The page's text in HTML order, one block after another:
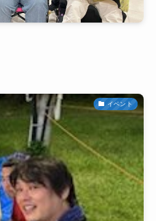
イベント